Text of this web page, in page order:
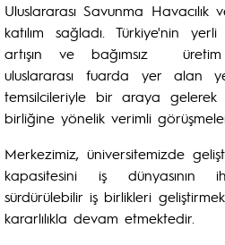
Uluslararası Savunma Havacılık
katılım sağladı. Türkiye'nin
artışın ve bağımsız
uluslararası fuarda yer alan
temsilcileriyle bir araya gelerek
birliğine yönelik verimli
Merkezimiz, üniversitemizde
kapasitesini iş dünyasının
sürdürülebilir iş birlikleri
kararlılıkla devam etmektedir.